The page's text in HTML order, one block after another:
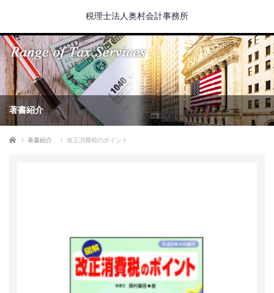
税理士法人奥村会計事務所
著書紹介
ホーム 著書紹介 改正消費税のポイント